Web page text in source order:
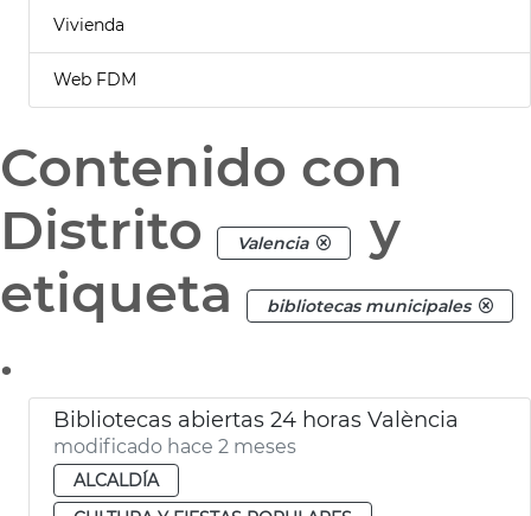
Vivienda
Web FDM
Contenido con
Distrito
Valencia
y
etiqueta
bibliotecas municipales
.
Bibliotecas abiertas 24 horas València
modificado hace 2 meses
ALCALDÍA